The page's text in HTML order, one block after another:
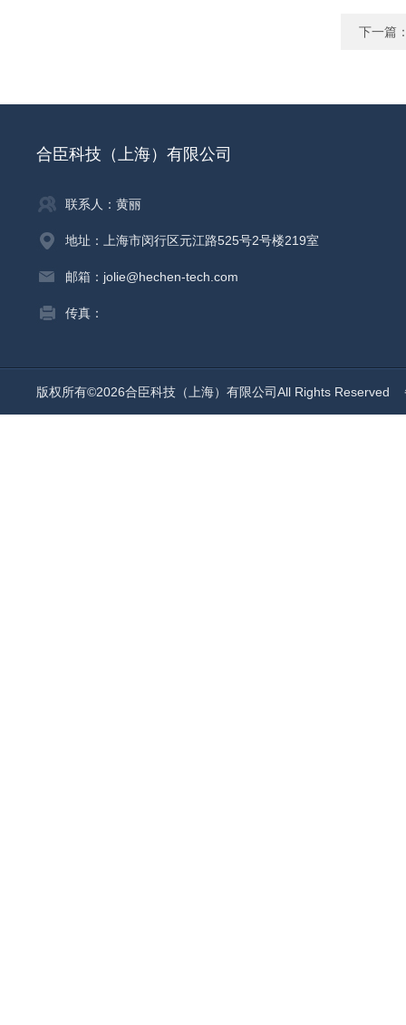
下一篇
合臣科技（上海）有限公司
联系人：黄丽
地址：上海市闵行区元江路525号2号楼219室
邮箱：jolie@hechen-tech.com
传真：
版权所有©2026合臣科技（上海）有限公司All Rights Reserved